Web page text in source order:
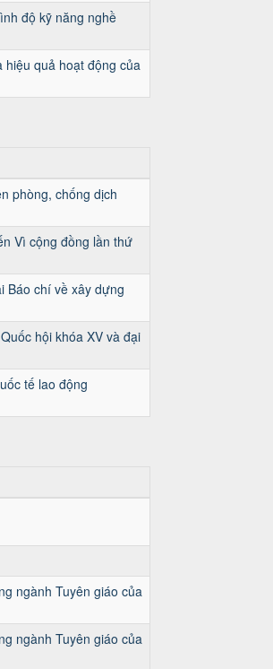
độ kỹ năng nghề
quả hoạt động của
phòng, chống dịch
Vì cộng đồng lần thứ
Báo chí về xây dựng
hội khóa XV và đại
tế lao động
ngành Tuyên giáo của
ngành Tuyên giáo của